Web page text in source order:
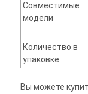
Совместимые
модели
Количество в
упаковке
Вы можете